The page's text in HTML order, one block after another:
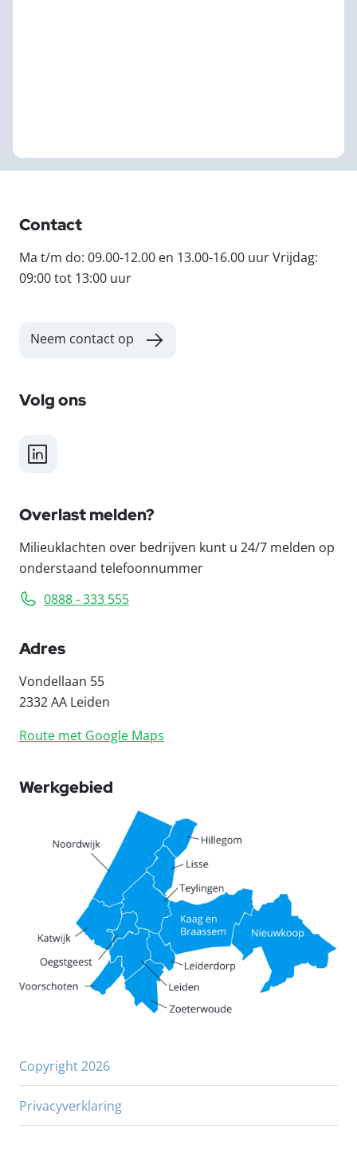
Contact
Ma t/m do: 09.00-12.00 en 13.00-16.00 uur Vrijdag:
09:00 tot 13:00 uur
Neem contact op
Volg ons
LinkedIn
Overlast melden?
Milieuklachten over bedrijven kunt u 24/7 melden op
onderstaand telefoonnummer
0888 - 333 555
Adres
Vondellaan 55
2332 AA Leiden
Route met Google Maps
Werkgebied
Copyright 2026
Privacyverklaring